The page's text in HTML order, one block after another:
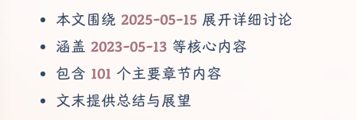
本文围绕 2025-05-15 展开详细讨论
涵盖 2023-05-13 等核心内容
包含 101 个主要章节内容
文末提供总结与展望